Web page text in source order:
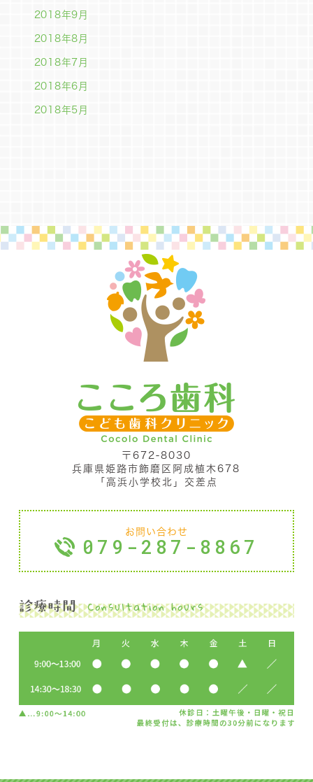
2018年9月
2018年8月
2018年7月
2018年6月
2018年5月
〒672-8030
兵庫県姫路市飾磨区阿成植木678
「高浜小学校北」交差点
お問い合わせ
079-287-8867
診療時間 Consultation hours